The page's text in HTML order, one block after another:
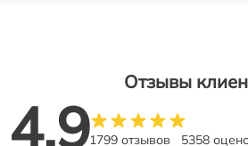
Отзывы
4.91799 отзывов 5358